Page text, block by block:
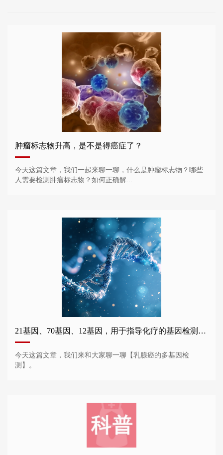
肿瘤标志物升高，是不是得癌症了？
今天这篇文章，我们一起来聊一聊，什么是肿瘤标志物？哪些
人需要检测肿瘤标志物？如何正确解...
21基因、70基因、12基因，用于指导化疗的基因检测谁需要做？
今天这篇文章，我们来和大家聊一聊【乳腺癌的多基因检
测】。